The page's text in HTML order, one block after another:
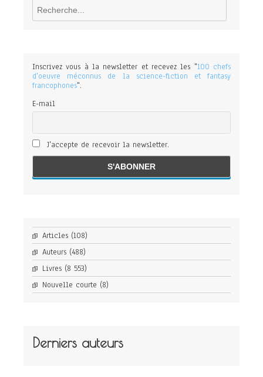
Inscrivez vous à la newsletter et recevez les "100 chefs
d'oeuvre méconnus de la science-fiction et fantasy
francophones".
E-mail
J'accepte de recevoir la newsletter.
Articles (108)
Auteurs (488)
Livres (8 553)
Nouvelle courte (8)
Derniers auteurs